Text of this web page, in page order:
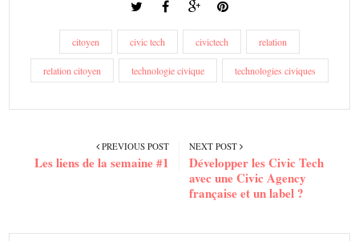
citoyen civic tech civictech relation
relation citoyen technologie civique technologies civiques
NEXT POST
Développer les Civic Tech
avec une Civic Agency
française et un label ?
PREVIOUS POST
Les liens de la semaine #1